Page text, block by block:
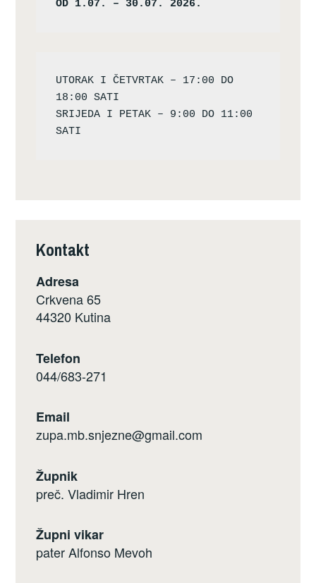
OD 1.07. – 30.07. 2026.
UTORAK I ČETVRTAK – 17:00 DO
18:00 SATI
SRIJEDA I PETAK – 9:00 DO 11:00
Kontakt
Adresa
Crkvena 65
44320 Kutina
Telefon
044/683-271
Email
zupa.mb.snjezne@gmail.com
Župnik
preč. Vladimir Hren
Župni vikar
pater Alfonso Mevoh